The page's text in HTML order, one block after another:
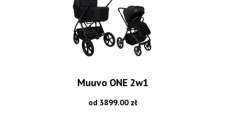
Muuvo ONE 2w1
od 3899.00 zł